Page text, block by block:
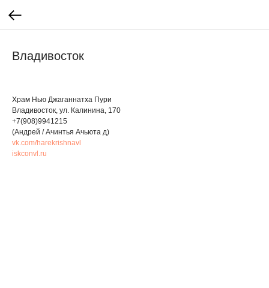
Владивосток
Храм Нью Джаганнатха Пури
Владивосток, ул. Калинина, 170
+7(908)9941215
(Андрей / Ачинтья Ачьюта д)
vk.com/harekrishnavl
iskconvl.ru